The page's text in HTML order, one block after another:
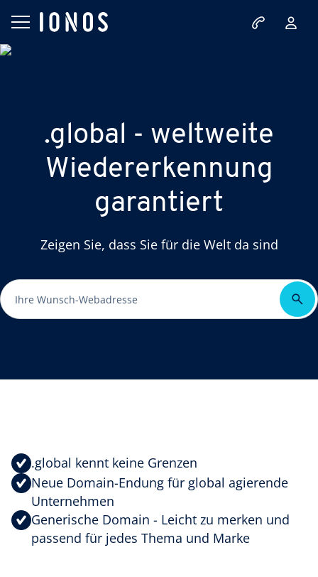
.global - weltweite
Wiedererkennung
garantiert
Zeigen Sie, dass Sie für die Welt da sind
.global kennt keine Grenzen
Neue Domain-Endung für global agierende
Unternehmen
Generische Domain - Leicht zu merken und
passend für jedes Thema und Marke